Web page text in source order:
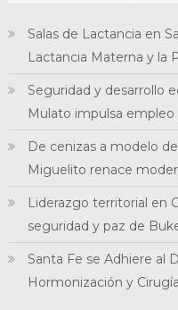
Salas de Lactancia en
Lactancia Materna y la
Seguridad y desarrollo
Mulato impulsa empleo
De cenizas a modelo
Miguelito renace
Liderazgo territorial en
seguridad y paz de
Santa Fe se Adhiere al
Hormonización y